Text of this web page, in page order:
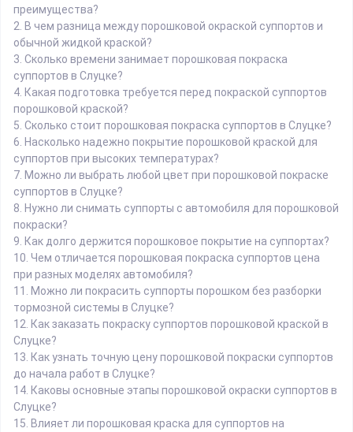
преимущества?
2. В чем разница между порошковой окраской суппортов и
обычной жидкой краской?
3. Сколько времени занимает порошковая покраска
суппортов в Слуцке?
4. Какая подготовка требуется перед покраской суппортов
порошковой краской?
5. Сколько стоит порошковая покраска суппортов в Слуцке?
6. Насколько надежно покрытие порошковой краской для
суппортов при высоких температурах?
7. Можно ли выбрать любой цвет при порошковой покраске
суппортов в Слуцке?
8. Нужно ли снимать суппорты с автомобиля для порошковой
покраски?
9. Как долго держится порошковое покрытие на суппортах?
10. Чем отличается порошковая покраска суппортов цена
при разных моделях автомобиля?
11.
Можно ли покрасить суппорты порошком без разборки
тормозной системы в Слуцке?
12. Как заказать покраску суппортов порошковой краской в
Слуцке?
13. Как узнать точную цену порошковой покраски суппортов
до начала работ в Слуцке?
14. Каковы основные этапы порошковой окраски суппортов в
Слуцке?
15. Влияет ли порошковая краска для суппортов на